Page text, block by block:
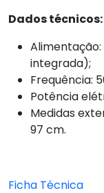
Dados técnicos:
integrada);
Frequência:
Potência
Medidas
97 cm.
Ficha Técnica